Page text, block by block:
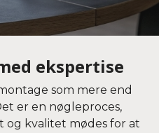
ekspertise
som mere end
er en nøgleproces,
og kvalitet mødes for at